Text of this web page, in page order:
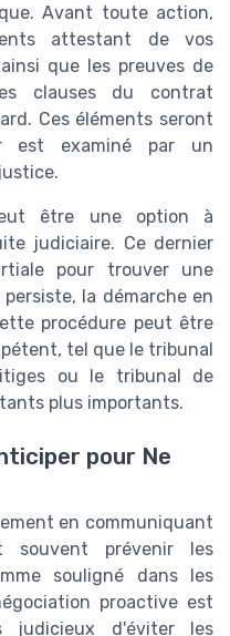
Avant toute action,
attestant de vos
que les preuves de
clauses du contrat
Ces éléments seront
est examiné par un
être une option à
judiciaire. Ce dernier
pour trouver une
la démarche en
procédure peut être
tel que le tribunal
ou le tribunal de
plus importants.
pour Ne
en communiquant
souvent prévenir les
souligné dans les
proactive est
judicieux d'éviter les